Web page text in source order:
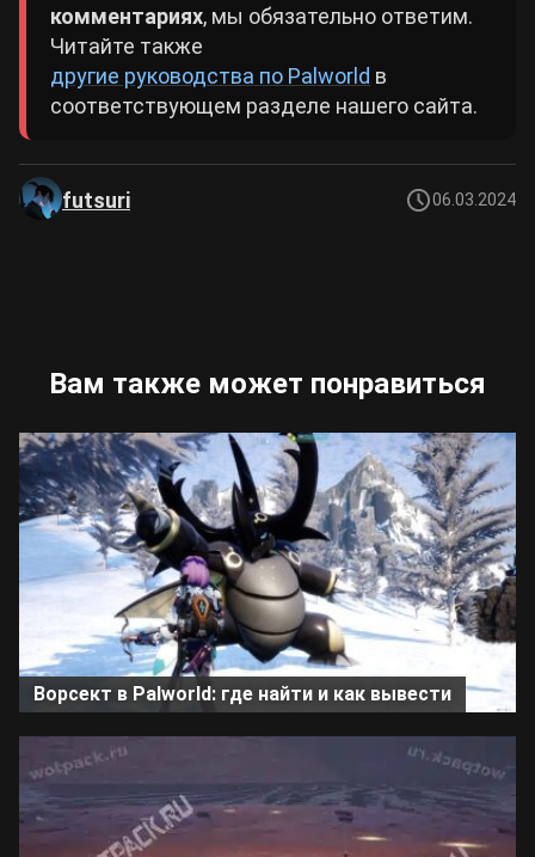
комментариях, мы обязательно ответим.
Читайте также
другие руководства по Palworld в
соответствующем разделе нашего сайта.
futsuri 06.03.2024
Вам также может понравиться
Ворсект в Palworld: где найти и как вывести